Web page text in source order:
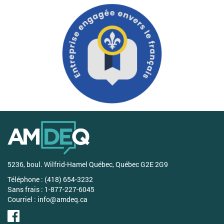
5236, boul. Wilfrid-Hamel Québec, Québec G2E 2G9
Téléphone : (418) 654-3232
Sans frais : 1-877-227-6045
Courriel : info@amdeq.ca